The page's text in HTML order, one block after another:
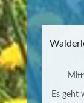
Es geht